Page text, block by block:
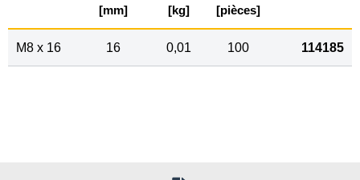
[mm]
[kg]
[pièces]
M8 x 16 16 0,01 100 114185